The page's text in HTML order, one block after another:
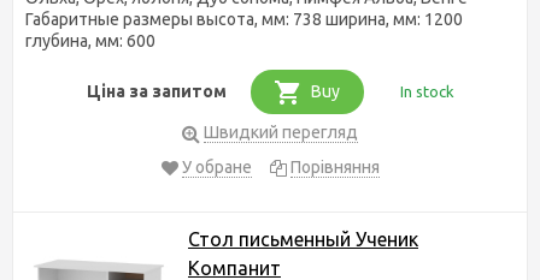
Габаритные размеры высота, мм: 738 ширина, мм: 1200
глубина, мм: 600
Ціна за запитом Buy In stock
Швидкий перегляд
У обране
Порівняння
Стол письменный Ученик
Компанит